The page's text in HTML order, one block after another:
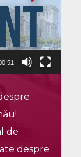
de
despre